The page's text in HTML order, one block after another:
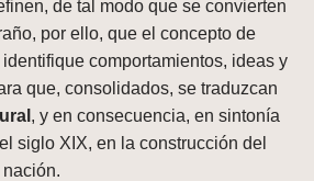
de tal modo que se convierten
por ello, que el concepto de
comportamientos, ideas y
que, consolidados, se traduzcan
, y en consecuencia, en sintonía
siglo XIX, en la construcción del